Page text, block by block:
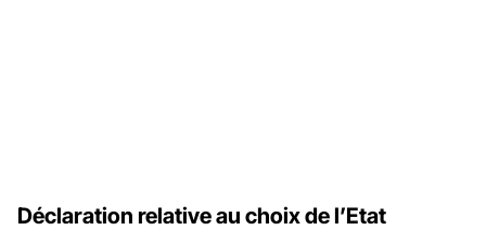
Déclaration relative au choix de l’Etat